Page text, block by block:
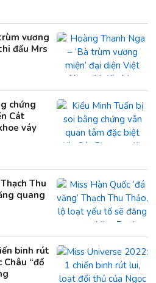
vương
đấu Mrs
chứng
Cát
váy
Thu
quang
binh rút
“đổ